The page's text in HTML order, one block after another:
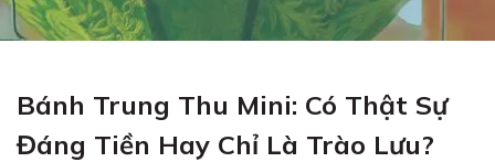
Bánh Trung Thu Mini: Có Thật Sự
Đáng Tiền Hay Chỉ Là Trào Lưu?